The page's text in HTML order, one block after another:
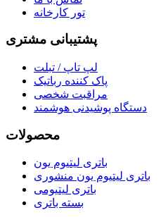
تور کارخانه
پشتیبانی مشتری
لپ تاپ / تبلت
پاک کننده رباتیک
مراقبت شخصی
دستگاه پوشیدنی هوشمند
محصولات
باتری لیتیوم یون
باتری لیتیوم یون منشوری
باتری لیتیومی
بسته باتری